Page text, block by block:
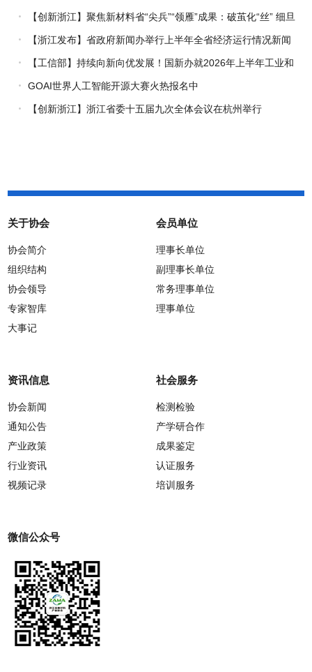
义乌发展》热播上线
【创新浙江】聚焦新材料省“尖兵”“领雁”成果：破茧化“丝” 细旦
PPS纤维的国产突围战
【浙江发布】省政府新闻办举行上半年全省经济运行情况新闻
发布会【工信部】持续向新向优发展！国新办就2026年上半年工业和
信息化发展情况举行新闻发布会
GOAI世界人工智能开源大赛火热报名中
【创新浙江】浙江省委十五届九次全体会议在杭州举行
关于协会
协会简介
组织结构
协会领导
专家智库
大事记
会员单位
理事长单位
副理事长单位
常务理事单位
理事单位
资讯信息
协会新闻
通知公告
产业政策
行业资讯
视频记录
社会服务
检测检验
产学研合作
成果鉴定
认证服务
培训服务
微信公众号